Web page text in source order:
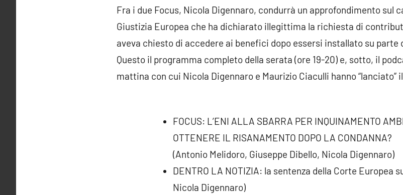
Fra i due Focus, Nicola Digennaro, condurrà un approfondimento sul
Giustizia Europea che ha dichiarato illegittima la richiesta di
aveva chiesto di accedere ai benefici dopo essersi installato su parte
Questo il programma completo della serata (ore 19-20) e, sotto, il
mattina con cui Nicola Digennaro e Maurizio Ciaculli hanno “lanciato”
FOCUS: L’ENI ALLA SBARRA PER INQUINAMENTO
OTTENERE IL RISANAMENTO DOPO LA CONDANNA?
(Antonio Melidoro, Giuseppe Dibello, Nicola Digennaro)
DENTRO LA NOTIZIA: la sentenza della Corte Europea
Nicola Digennaro)